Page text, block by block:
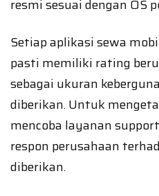
resmi sesuai dengan OS
Setiap aplikasi sewa
pasti memiliki rating
sebagai ukuran
diberikan. Untuk
mencoba layanan
respon perusahaan
diberikan.